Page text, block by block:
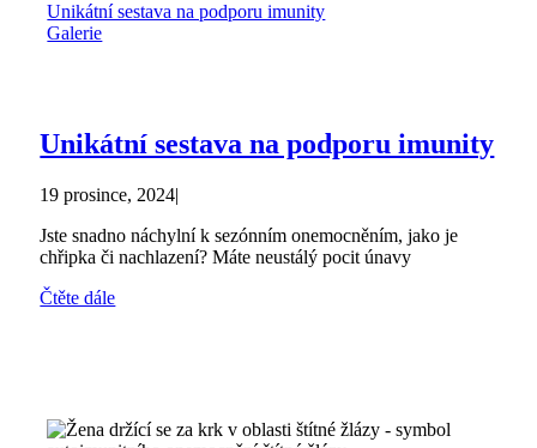
Unikátní sestava na podporu imunity
Galerie
Unikátní sestava na podporu imunity
19 prosince, 2024|
Jste snadno náchylní k sezónním onemocněním, jako je
chřipka či nachlazení? Máte neustálý pocit únavy
Čtěte dále